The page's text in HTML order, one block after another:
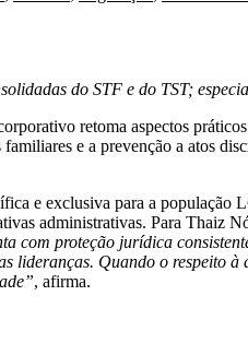
do STF e do TST;
retoma aspectos
e a prevenção a atos
e exclusiva para a
administrativas. Para Thaiz
com proteção jurídica
lideranças. Quando o
, afirma.